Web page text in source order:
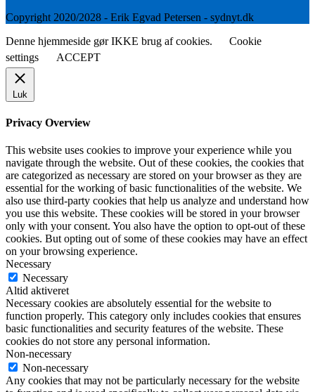
Copyright 2020/2028 - Erik Egvad Petersen - sydnyt.dk
Denne hjemmeside gør IKKE brug af cookies.
Cookie
settings
ACCEPT
Luk
Privacy Overview
This website uses cookies to improve your experience while you
navigate through the website. Out of these cookies, the cookies that
are categorized as necessary are stored on your browser as they are
essential for the working of basic functionalities of the website. We
also use third-party cookies that help us analyze and understand how
you use this website. These cookies will be stored in your browser
only with your consent. You also have the option to opt-out of these
cookies. But opting out of some of these cookies may have an effect
on your browsing experience.
Necessary
Necessary
Altid aktiveret
Necessary cookies are absolutely essential for the website to
function properly. This category only includes cookies that ensures
basic functionalities and security features of the website. These
cookies do not store any personal information.
Non-necessary
Non-necessary
Any cookies that may not be particularly necessary for the website